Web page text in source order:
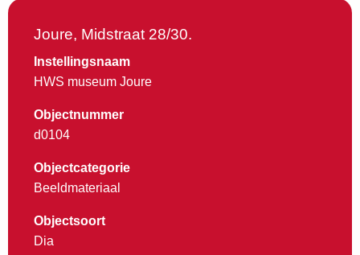
Joure, Midstraat 28/30.
Instellingsnaam
HWS museum Joure
Objectnummer
d0104
Objectcategorie
Beeldmateriaal
Objectsoort
Dia